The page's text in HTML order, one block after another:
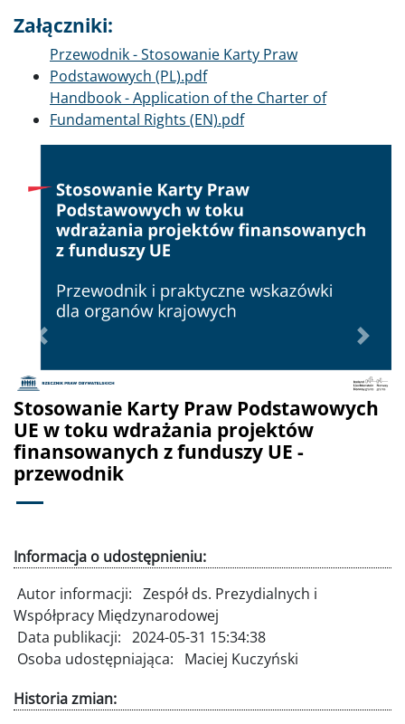
Załączniki:
Dokument
Przewodnik - Stosowanie Karty Praw
Podstawowych (PL).pdf
Dokument
Handbook - Application of the Charter of
Fundamental Rights (EN).pdf
Stosowanie Karty Praw Podstawowych
UE w toku wdrażania projektów
finansowanych z funduszy UE -
przewodnik
Poprzednie Dalej
Informacja o udostępnieniu:
Autor informacji: Zespół ds. Prezydialnych i
Współpracy Międzynarodowej
Data publikacji: 2024-05-31 15:34:38
Osoba udostępniająca:
Maciej Kuczyński
Historia zmian: